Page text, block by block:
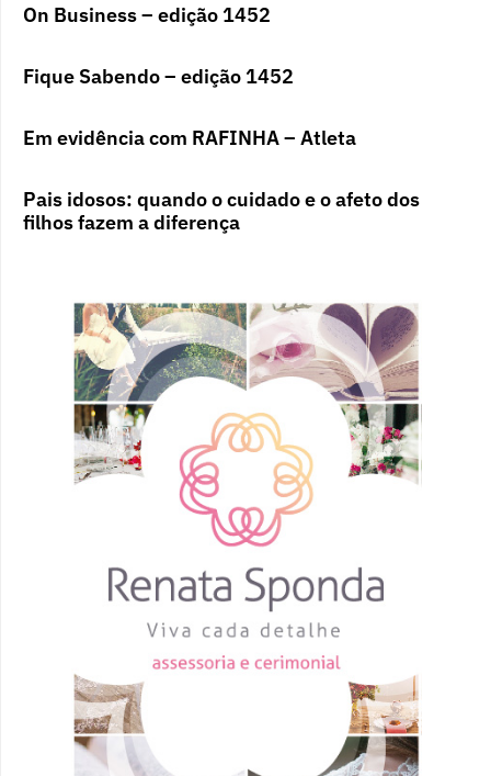
On Business – edição 1452
Fique Sabendo – edição 1452
Em evidência com RAFINHA – Atleta
Pais idosos: quando o cuidado e o afeto dos
filhos fazem a diferença